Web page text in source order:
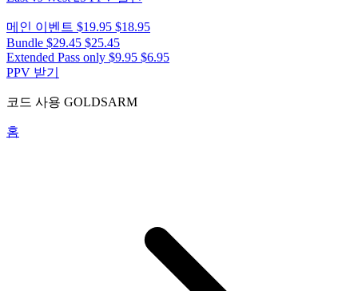
메인 이벤트 $19.95 $18.95
Bundle $29.45 $25.45
Extended Pass only $9.95 $6.95
PPV 받기
코드 사용 GOLDSARM
홈